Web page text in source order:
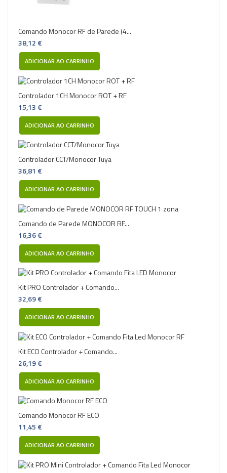
Comando Monocor RF de Parede (4...
38,12 €
ADICIONAR AO CARRINHO
Controlador 1CH Monocor ROT + RF
15,13 €
ADICIONAR AO CARRINHO
Controlador CCT/Monocor Tuya
36,81 €
ADICIONAR AO CARRINHO
Comando de Parede MONOCOR RF...
16,36 €
ADICIONAR AO CARRINHO
Kit PRO Controlador + Comando...
32,69 €
ADICIONAR AO CARRINHO
Kit ECO Controlador + Comando...
26,19 €
ADICIONAR AO CARRINHO
Comando Monocor RF ECO
11,45 €
ADICIONAR AO CARRINHO